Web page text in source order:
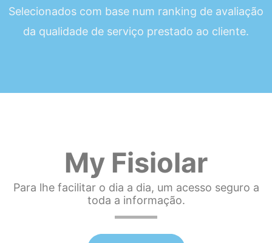
Selecionados com base num ranking de avaliação
da qualidade de serviço prestado ao cliente.
My Fisiolar
Para lhe facilitar o dia a dia, um acesso seguro a
toda a informação.